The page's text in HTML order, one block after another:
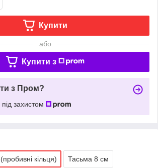
Купити
або
Купити з
з Пром?
захистом
кільця) Тасьма 8 см